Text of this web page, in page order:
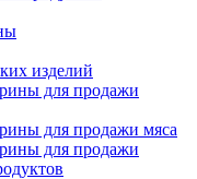
изделий
для продажи
для продажи мяса
для продажи